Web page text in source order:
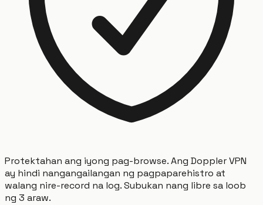
Protektahan ang iyong pag-browse. Ang Doppler VPN
ay hindi nangangailangan ng pagpaparehistro at
walang nire-record na log. Subukan nang libre sa loob
ng 3 araw.